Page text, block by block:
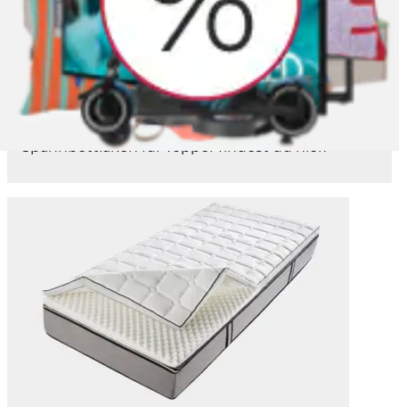
passenden gefunden, kannst du aber einfach ein
Modell mit den gleichen Beschaffenheit und
Maßen kaufen. Da Topper dünner sind als
herkömmliche Matratzen, gibt es auch spezielle
Spannbettlaken.
Den Bezug des Toppers kannst du übrigens ganz
einfach abnehmen und waschen. Topper kannst
du auch einzeln nachkaufen. Viele verschiedene
Topper-Modelle und eine große Auswahl an
Spannbettlaken für Topper findest du hier.